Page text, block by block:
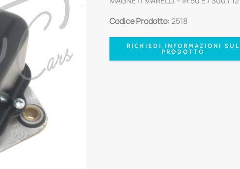
Codice Prodotto: 2518
RICHIEDI INFORMAZIONI SUL
PRODOTTO